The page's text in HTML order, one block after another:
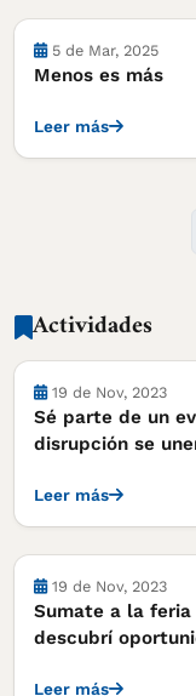
Notas
5 de Mar, 2025
Menos es más
Leer más
Actividades
Actividades
19 de Nov, 2023
Sé parte de un
disrupción se
Leer más
Actividades
19 de Nov, 2023
Sumate a la
descubrí
Leer más